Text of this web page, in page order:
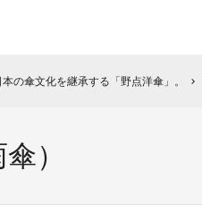
の傘文化を継承する「野点洋傘」。 chevron_right
傘）